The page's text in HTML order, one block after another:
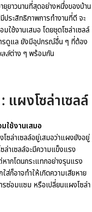
ยาวนานที่สุดอย่างหนึ่งของบ้าน
มีประสิทธิภาพการทำงานที่ดี จะ
ใช้งานเสมอ โดยชุดโซล่าเซลล์
รดูแล ยังมีอุปกรณ์อื่น ๆ ที่ต้อง
ล์ต่าง ๆ พร้อมกัน
แผงโซล่าเซลล์
ใช้งานเสมอ
ซล่าเซลล์อยู่เสมอว่าแผงยังอยู่
าเซลล์จะมีความแข็งแรง
ากโดนกระแทกอย่างรุนแรง
ก็อาจทำให้เกิดความเสียหาย
ซ่อมแซม หรือเปลี่ยนแผงโซล่า